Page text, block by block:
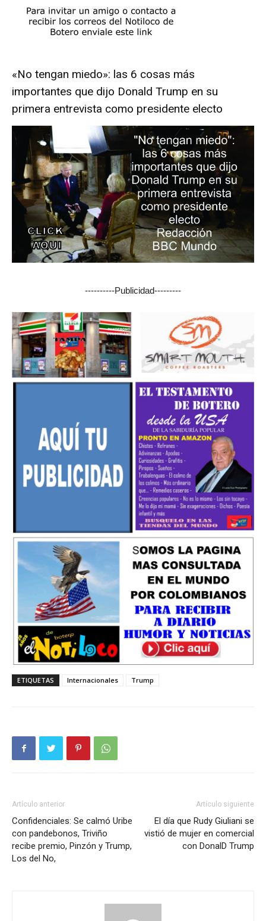
«No tengan miedo»: las 6 cosas más
importantes que dijo Donald Trump en su
primera entrevista como presidente electo
----------Publicidad---------
ETIQUETAS Internacionales Trump
Artículo anterior
Confidenciales: Se calmó Uribe
con pandebonos, Triviño
recibe premio, Pinzón y Trump,
Los del No,
Artículo siguiente
El día que Rudy Giuliani se
vistió de mujer en comercial
con DonalD Trump